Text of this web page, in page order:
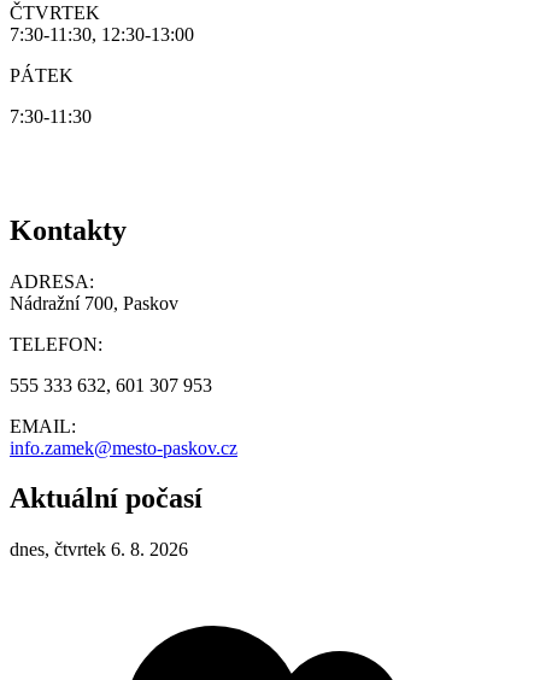
ČTVRTEK
7:30-11:30, 12:30-13:00
PÁTEK
7:30-11:30
Kontakty
ADRESA:
Nádražní 700, Paskov
TELEFON:
555 333 632, 601 307 953
EMAIL:
info.zamek@mesto-paskov.cz
Aktuální počasí
dnes, čtvrtek 6. 8. 2026